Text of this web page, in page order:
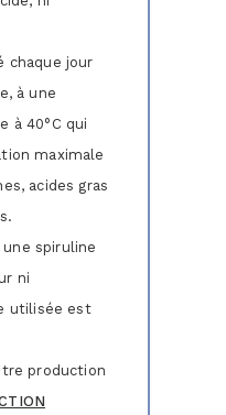
chaque jour
à une
à 40°C qui
maximale
acides gras
spiruline
ni
utilisée est
production